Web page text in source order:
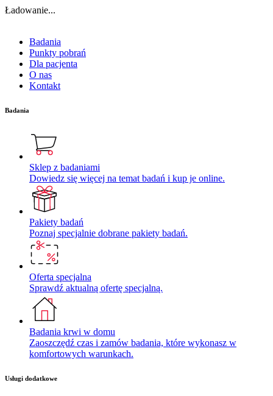
Ładowanie...
Badania
Punkty pobrań
Dla pacjenta
O nas
Kontakt
Badania
Sklep z badaniami
Dowiedz się więcej na temat badań i kup je online.
Pakiety badań
Poznaj specjalnie dobrane pakiety badań.
Oferta specjalna
Sprawdź aktualną ofertę specjalną.
Badania krwi w domu
Zaoszczędź czas i zamów badania, które wykonasz w
komfortowych warunkach.
Usługi dodatkowe